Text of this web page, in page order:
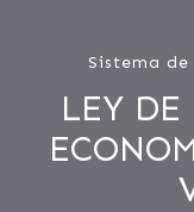
Sistema
LEY